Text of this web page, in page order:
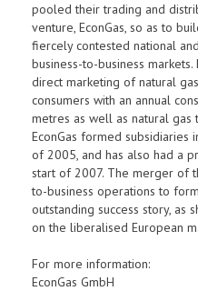
pooled their trading and
venture, EconGas, so as to
fiercely contested national
business-to-business markets.
direct marketing of natural
consumers with an annual
metres as well as natural gas
EconGas formed subsidiaries
of 2005, and has also had a
start of 2007. The merger of
to-business operations to
outstanding success story, as
on the liberalised European
For more information:
EconGas GmbH